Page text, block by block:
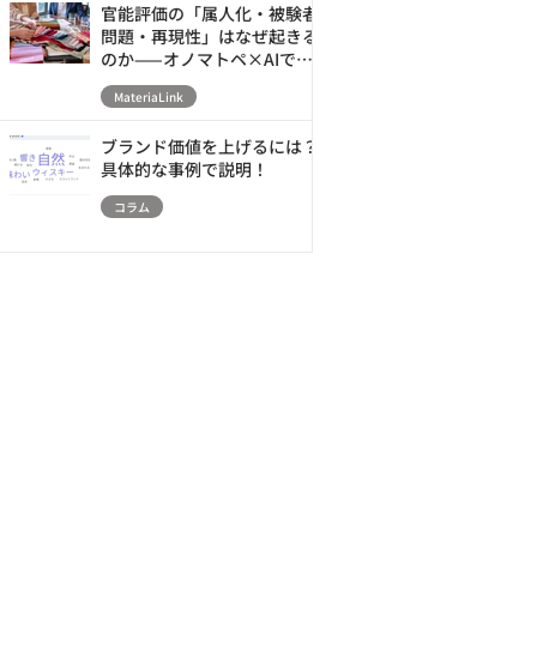
官能評価の「属人化・被験者
問題・再現性」はなぜ起きる
のか——オノマトペ×AIで素
材の触感を数値化・シミュレ
ーションする新アプローチ
MateriaLink
ブランド価値を上げるには？
具体的な事例で説明！
コラム